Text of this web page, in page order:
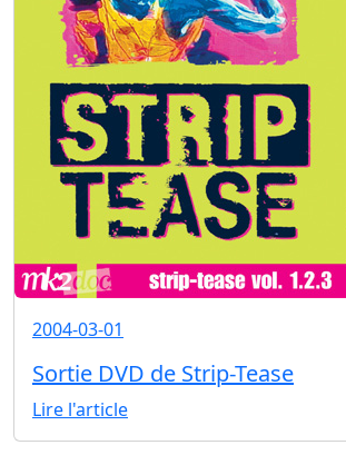
2004-03-01
Sortie DVD de Strip-Tease
Lire l'article